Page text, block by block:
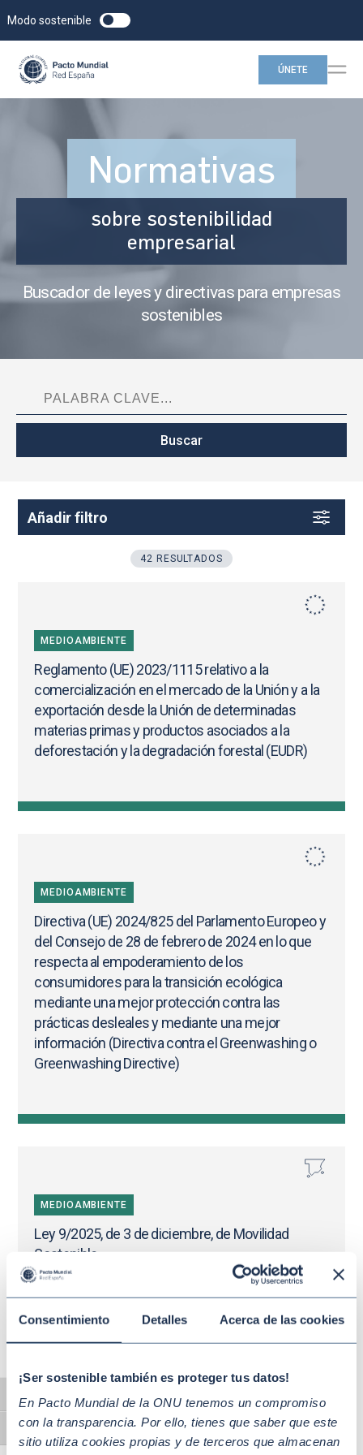
Consentimiento Detalles Acerca de las cookies
¡Ser sostenible también es proteger tus datos!
En Pacto Mundial de la ONU tenemos un compromiso
con la transparencia. Por ello, tienes que saber que este
sitio utiliza cookies propias y de terceros que almacenan
Alternar alto contraste
Alternar tamaño de letra
Modo sostenible
ÚNETE
Normativas
sobre sostenibilidad
empresarial
Buscador de leyes y directivas para empresas
sostenibles
Añadir filtro
42 RESULTADOS
MEDIOAMBIENTE
Reglamento (UE) 2023/1115 relativo a la
comercialización en el mercado de la Unión y a la
exportación desde la Unión de determinadas
materias primas y productos asociados a la
deforestación y la degradación forestal (EUDR)
MEDIOAMBIENTE
Directiva (UE) 2024/825 del Parlamento Europeo y
del Consejo de 28 de febrero de 2024 en lo que
respecta al empoderamiento de los
consumidores para la transición ecológica
mediante una mejor protección contra las
prácticas desleales y mediante una mejor
información (Directiva contra el Greenwashing o
Greenwashing Directive)
MEDIOAMBIENTE
Ley 9/2025, de 3 de diciembre, de Movilidad
Sostenible
MEDIOAMBIENTE
Real Decreto 214/2025, de 18 de marzo, por el que
se crea el registro de huella de carbono,